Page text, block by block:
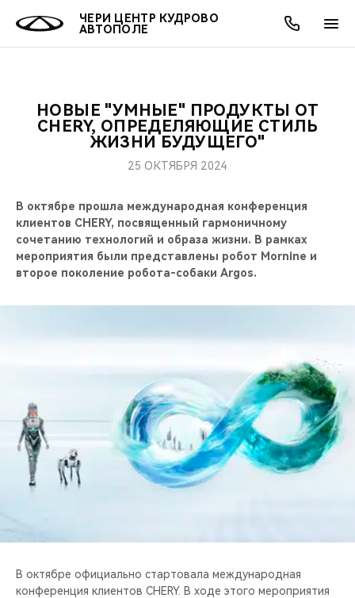
ЧЕРИ ЦЕНТР КУДРОВО
АВТОПОЛЕ
МОДЕЛИ
КРОССОВЕРЫ
СЕДАНЫ
НОВИНКИ
ПОКУПАТЕЛЯМ
ВЛАДЕЛЬЦАМ
ПОДДЕРЖКА
CHERY CONNECT
МИР CHERY
CHERY В СОЦСЕТЯХ
ЛЮДИ CHERY
НАШИ МЕРОПРИЯТИЯ
ВИДЕООБЗОРЫ
АКЦИИ
ОНЛАЙН СЕРВИСЫ
О КОМПАНИИ
НОВЫЕ "УМНЫЕ" ПРОДУКТЫ ОТ
CHERY, ОПРЕДЕЛЯЮЩИЕ СТИЛЬ
ЖИЗНИ БУДУЩЕГО"
25 ОКТЯБРЯ 2024
В октябре прошла международная конференция
клиентов CHERY, посвященный гармоничному
сочетанию технологий и образа жизни. В рамках
мероприятия были представлены робот Mornine и
второе поколение робота-собаки Argos.
В октябре официально стартовала международная
конференция клиентов CHERY. В ходе этого мероприятия